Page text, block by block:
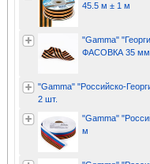
45.5 м ± 1 м
"Gamma"
ФАСОВКА 35 мм
"Gamma" "Российско-
2 шт.
"Gamma"
м